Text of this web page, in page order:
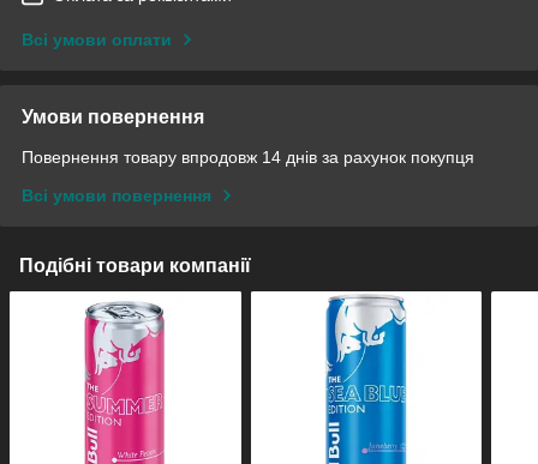
Всі умови оплати
Умови повернення
Повернення товару впродовж 14 днів за рахунок покупця
Всі умови повернення
Подібні товари компанії